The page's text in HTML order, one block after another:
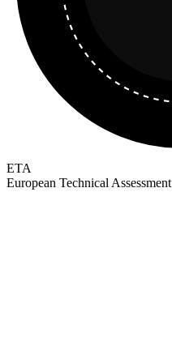
ETA
European Technical Assessment